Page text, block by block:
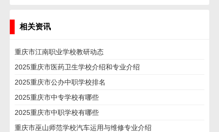
相关资讯
重庆市江南职业学校教研动态
2025重庆市医药卫生学校介绍和专业介绍
2025重庆市公办中职学校排名
2025重庆市中专学校有哪些
2025重庆市中职学校有哪些
重庆市巫山师范学校汽车运用与维修专业介绍